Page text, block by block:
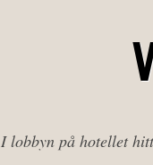
I lobbyn på hotellet